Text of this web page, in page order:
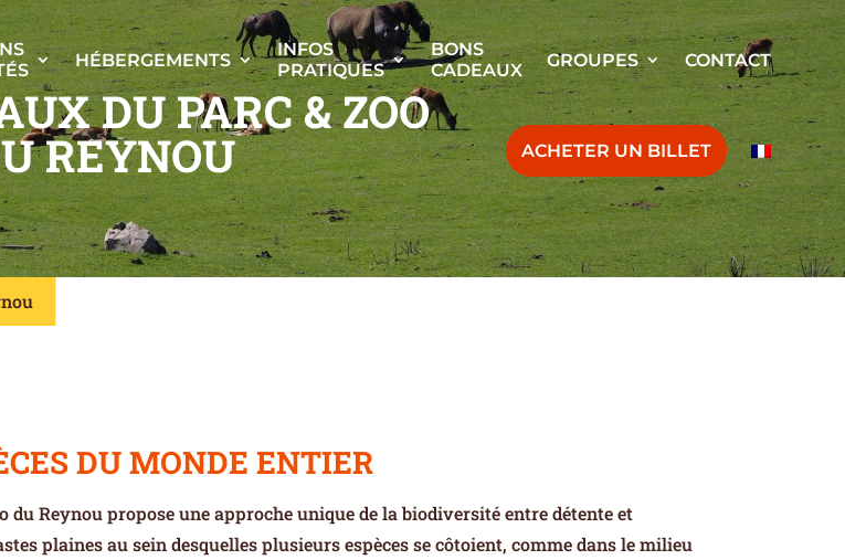
HÉBERGEMENTS
INFOS
PRATIQUES
BONS
CADEAUX
GROUPES CONTACT
ACHETER UN BILLET
DU PARC & ZOO
REYNOU
DU MONDE ENTIER
Reynou propose une approche unique de la biodiversité entre détente et
plaines au sein desquelles plusieurs espèces se côtoient, comme dans le milieu